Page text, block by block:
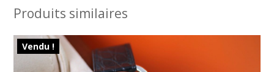
Produits similaires
Vendu !